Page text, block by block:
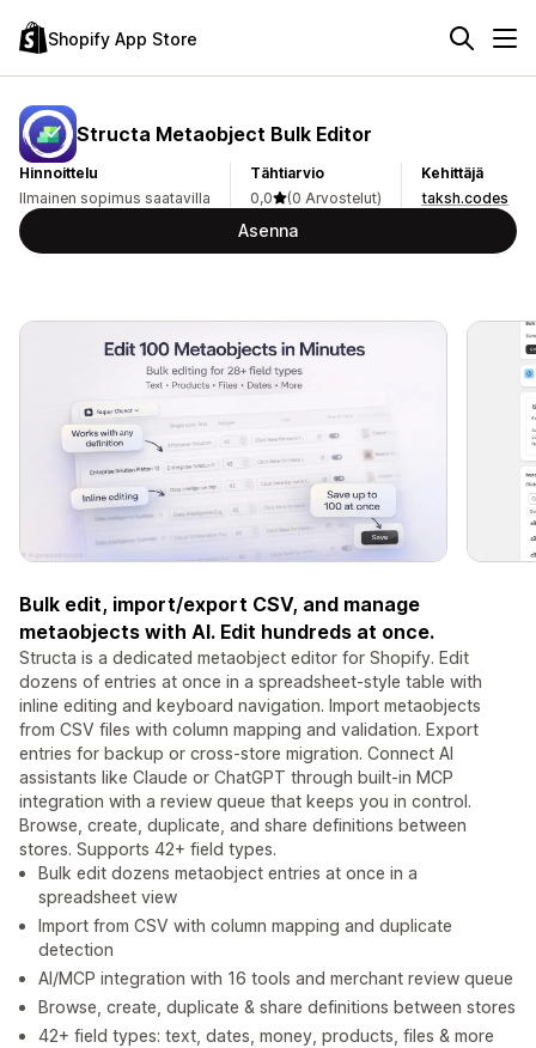
Shopify App Store
Structa Metaobject Bulk Editor
Hinnoittelu
Ilmainen sopimus saatavilla
Tähtiarvio
0,0
(0 Arvostelut)
Kehittäjä
taksh.codes
Asenna
Bulk edit, import/export CSV, and manage
metaobjects with AI. Edit hundreds at once.
Structa is a dedicated metaobject editor for Shopify. Edit
dozens of entries at once in a spreadsheet-style table with
inline editing and keyboard navigation. Import metaobjects
from CSV files with column mapping and validation. Export
entries for backup or cross-store migration. Connect AI
assistants like Claude or ChatGPT through built-in MCP
integration with a review queue that keeps you in control.
Browse, create, duplicate, and share definitions between
stores. Supports 42+ field types.
Bulk edit dozens metaobject entries at once in a
spreadsheet view
Import from CSV with column mapping and duplicate
detection
AI/MCP integration with 16 tools and merchant review queue
Browse, create, duplicate & share definitions between stores
42+ field types: text, dates, money, products, files & more